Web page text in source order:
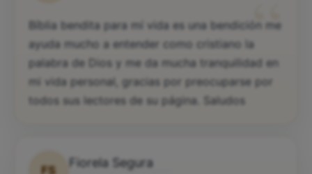
“
Bíblia bendita para mí vida es una bendición me
ayuda mucho a entender como cristiano la
palabra de Dios y me da mucha tranquilidad en
mi vida personal, gracias por preocuparse por
todos sus lectores de su página. Saludos
FS
Fiorela Segura